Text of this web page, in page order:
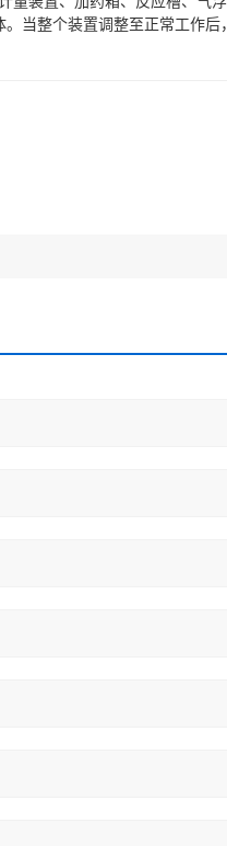
当整个装置调整至正常工作后